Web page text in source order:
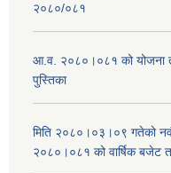
२०८०/०८१
आ.व. २०८०।०८१ को योजना
पुस्तिका
मिति २०८०।०३।०९ गतेको
२०८०।०८१ को वार्षिक बजेट